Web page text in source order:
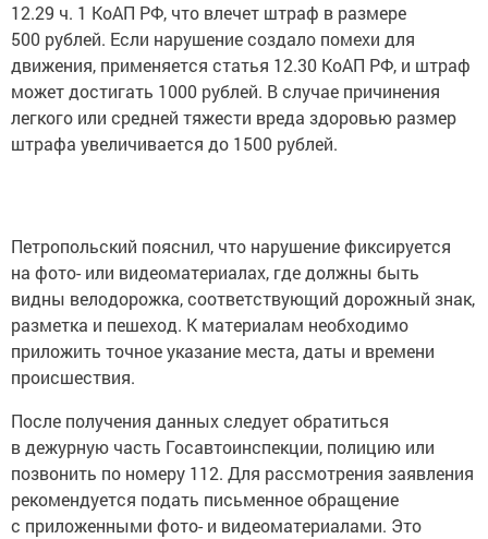
12.29 ч. 1 КоАП РФ, что влечет штраф в размере
500 рублей. Если нарушение создало помехи для
движения, применяется статья 12.30 КоАП РФ, и штраф
может достигать 1000 рублей. В случае причинения
легкого или средней тяжести вреда здоровью размер
штрафа увеличивается до 1500 рублей.
Петропольский пояснил, что нарушение фиксируется
на фото- или видеоматериалах, где должны быть
видны велодорожка, соответствующий дорожный знак,
разметка и пешеход. К материалам необходимо
приложить точное указание места, даты и времени
происшествия.
После получения данных следует обратиться
в дежурную часть Госавтоинспекции, полицию или
позвонить по номеру 112. Для рассмотрения заявления
рекомендуется подать письменное обращение
с приложенными фото- и видеоматериалами. Это